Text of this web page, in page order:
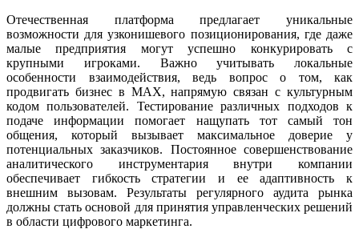
Отечественная платформа предлагает уникальные
возможности для узконишевого позиционирования, где даже
малые предприятия могут успешно конкурировать с
крупными игроками. Важно учитывать локальные
особенности взаимодействия, ведь вопрос о том, как
продвигать бизнес в MAX, напрямую связан с культурным
кодом пользователей. Тестирование различных подходов к
подаче информации помогает нащупать тот самый тон
общения, который вызывает максимальное доверие у
потенциальных заказчиков. Постоянное совершенствование
аналитического инструментария внутри компании
обеспечивает гибкость стратегии и ее адаптивность к
внешним вызовам. Результаты регулярного аудита рынка
должны стать основой для принятия управленческих решений
в области цифрового маркетинга.